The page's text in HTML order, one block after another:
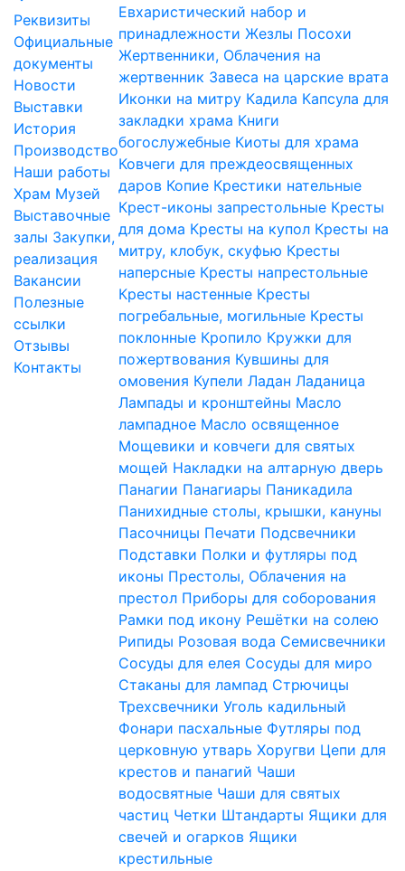
Реквизиты
Официальные
документы
Новости
Выставки
История
Производство
Наши работы
Храм Музей
Выставочные
залы Закупки,
реализация
Вакансии
Полезные
ссылки
Отзывы
Контакты
Евхаристический набор и
принадлежности Жезлы Посохи
Жертвенники, Облачения на
жертвенник Завеса на царские врата
Иконки на митру Кадила Капсула для
закладки храма Книги
богослужебные Киоты для храма
Ковчеги для преждеосвященных
даров Копие Крестики нательные
Крест-иконы запрестольные Кресты
для дома Кресты на купол Кресты на
митру, клобук, скуфью Кресты
наперсные Кресты напрестольные
Кресты настенные Кресты
погребальные, могильные Кресты
поклонные Кропило Кружки для
пожертвования Кувшины для
омовения Купели Ладан Ладаница
Лампады и кронштейны Масло
лампадное Масло освященное
Мощевики и ковчеги для святых
мощей Накладки на алтарную дверь
Панагии Панагиары Паникадила
Панихидные столы, крышки, кануны
Пасочницы Печати Подсвечники
Подставки Полки и футляры под
иконы Престолы, Облачения на
престол Приборы для соборования
Рамки под икону Решётки на солею
Рипиды Розовая вода Семисвечники
Сосуды для елея Сосуды для миро
Стаканы для лампад Стрючицы
Трехсвечники Уголь кадильный
Фонари пасхальные Футляры под
церковную утварь Хоругви Цепи для
крестов и панагий Чаши
водосвятные Чаши для святых
частиц Четки Штандарты Ящики для
свечей и огарков Ящики
крестильные